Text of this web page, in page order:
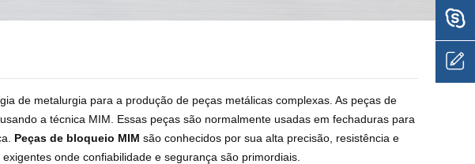
de metalurgia para a produção de peças metálicas complexas. As peças de
a técnica MIM. Essas peças são normalmente usadas em fechaduras para
Peças de bloqueio MIM são conhecidos por sua alta precisão, resistência e
onde confiabilidade e segurança são primordiais.